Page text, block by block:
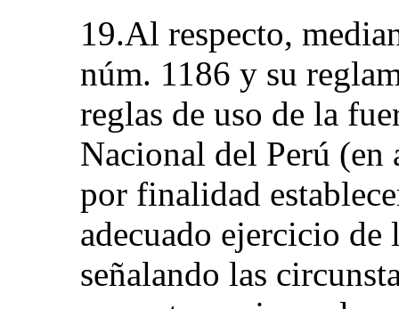
19.Al respecto,
núm. 1186 y su
reglas de uso de la
Nacional del Perú (en
por finalidad
adecuado ejercicio
señalando las